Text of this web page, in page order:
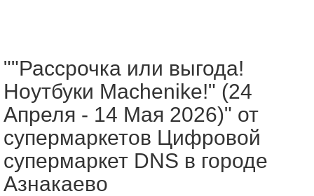
""Рассрочка или выгода!
Ноутбуки Machenike!" (24
Апреля - 14 Мая 2026)" от
супермаркетов Цифровой
супермаркет DNS в городе
Азнакаево